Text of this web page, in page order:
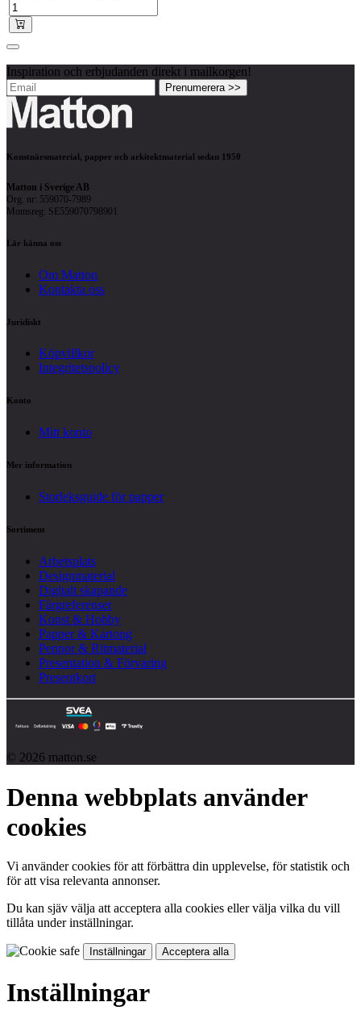
Inspiration och erbjudanden direkt i mailkorgen!
Prenumerera >>
Konstnärsmaterial, papper och arkitektmaterial sedan 1950
Matton i Sverige AB
Org. nr: 559070-7989
Momsreg: SE559070798901
Lär känna oss
Om Matton
Kontakta oss
Juridiskt
Köpvillkor
Integritetspolicy
Konto
Mitt konto
Mer information
Storleksguide för papper
Sortiment
Arbetsplats
Designmaterial
Digitalt skapande
Färgreferenser
Konst & Hobby
Papper & Kartong
Pennor & Ritmaterial
Presentation & Förvaring
Presentkort
© 2026 matton.se
Denna webbplats använder
cookies
Vi använder cookies för att förbättra din upplevelse, för statistik och
för att visa relevanta annonser.
Du kan sjäv välja att acceptera alla cookies eller välja vilka du vill
tillåta under inställningar.
Inställningar Acceptera alla
Inställningar